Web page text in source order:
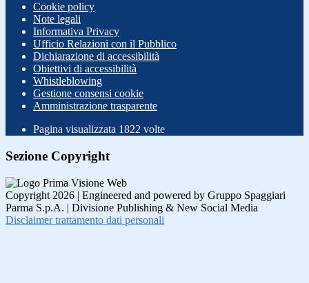
Cookie policy
Note legali
Informativa Privacy
Ufficio Relazioni con il Pubblico
Dichiarazione di accessibilità
Obiettivi di accessibilità
Whistleblowing
Gestione consensi cookie
Amministrazione trasparente
Pagina visualizzata 1822 volte
Sezione Copyright
Copyright 2026 | Engineered and powered by Gruppo Spaggiari
Parma S.p.A. | Divisione Publishing & New Social Media
Disclaimer trattamento dati personali